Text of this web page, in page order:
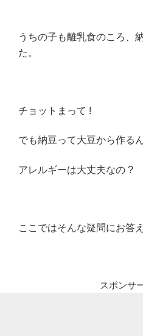
うちの子も離乳食のころ、
た。
チョットまって !
でも納豆って大豆から作る
アレルギーは大丈夫なの ?
ここではそんな疑問にお答
スポンサ